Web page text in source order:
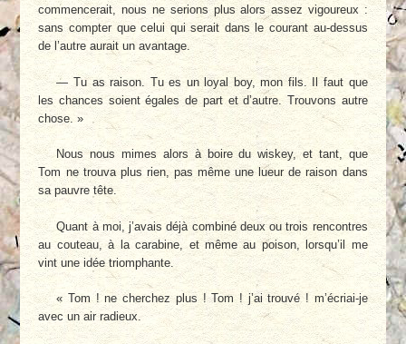
commencerait, nous ne serions plus alors assez vigoureux :
sans compter que celui qui serait dans le courant au-dessus
de l’autre aurait un avantage.
— Tu as raison. Tu es un loyal boy, mon fils. Il faut que
les chances soient égales de part et d’autre. Trouvons autre
chose. »
Nous nous mimes alors à boire du wiskey, et tant, que
Tom ne trouva plus rien, pas même une lueur de raison dans
sa pauvre tête.
Quant à moi, j’avais déjà combiné deux ou trois rencontres
au couteau, à la carabine, et même au poison, lorsqu’il me
vint une idée triomphante.
« Tom ! ne cherchez plus ! Tom ! j’ai trouvé ! m’écriai-je
avec un air radieux.